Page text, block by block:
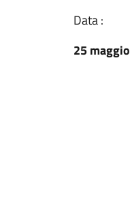
Data :
25